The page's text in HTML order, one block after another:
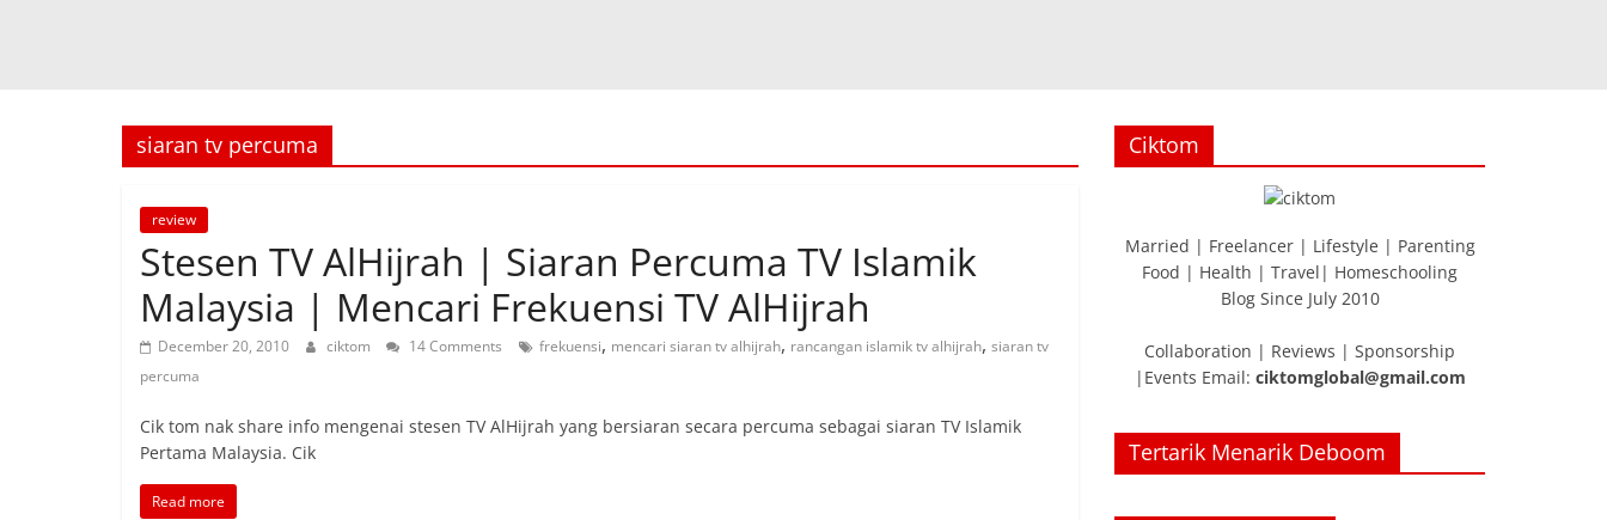
siaran tv percuma
review
Stesen TV AlHijrah | Siaran Percuma TV Islamik
Malaysia | Mencari Frekuensi TV AlHijrah
December 20, 2010 ciktom 14 Comments frekuensi, mencari siaran tv alhijrah, rancangan islamik tv alhijrah, siaran tv
percuma
Cik tom nak share info mengenai stesen TV AlHijrah yang bersiaran secara percuma sebagai siaran TV Islamik
Pertama Malaysia. Cik
Read more
Ciktom
Married | Freelancer | Lifestyle | Parenting
Food | Health | Travel| Homeschooling
Blog Since July 2010
Collaboration | Reviews | Sponsorship
|Events Email: ciktomglobal@gmail.com
Tertarik Menarik Deboom